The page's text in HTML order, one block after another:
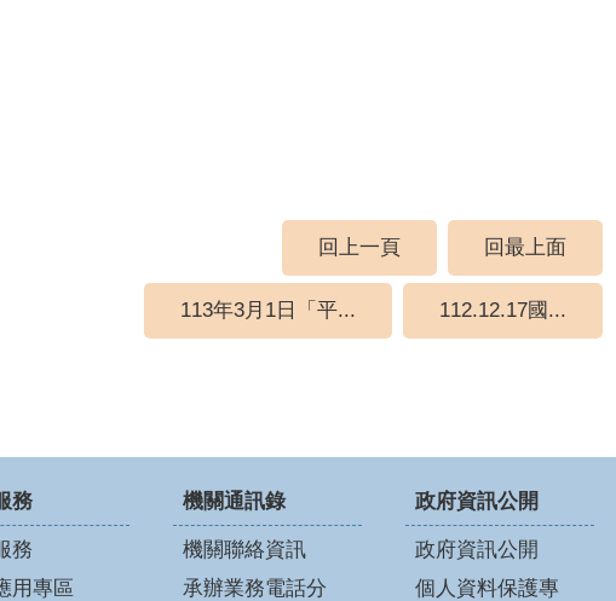
回上一頁 回最上面
113年3月1日「平... 112.12.17國...
務
務
用專區
機關通訊錄
機關聯絡資訊
承辦業務電話分
政府資訊公開
政府資訊公開
個人資料保護專